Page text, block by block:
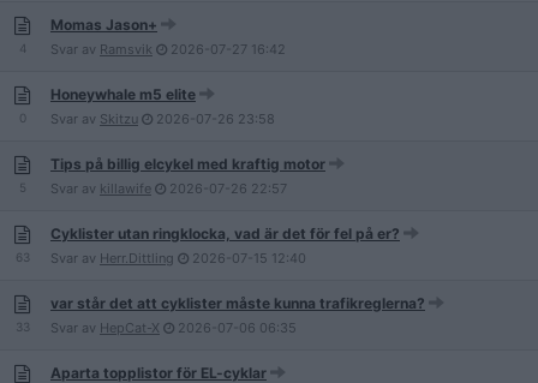
4
Momas Jason+
Svar av Ramsvik 2026-07-27 16:42
0
Honeywhale m5 elite
Svar av Skitzu 2026-07-26 23:58
5
Tips på billig elcykel med kraftig motor
Svar av killawife 2026-07-26 22:57
63
Cyklister utan ringklocka, vad är det för fel på er?
Svar av Herr.Dittling 2026-07-15 12:40
33
var står det att cyklister måste kunna trafikreglerna?
Svar av HepCat-X 2026-07-06 06:35
Aparta topplistor för EL-cyklar